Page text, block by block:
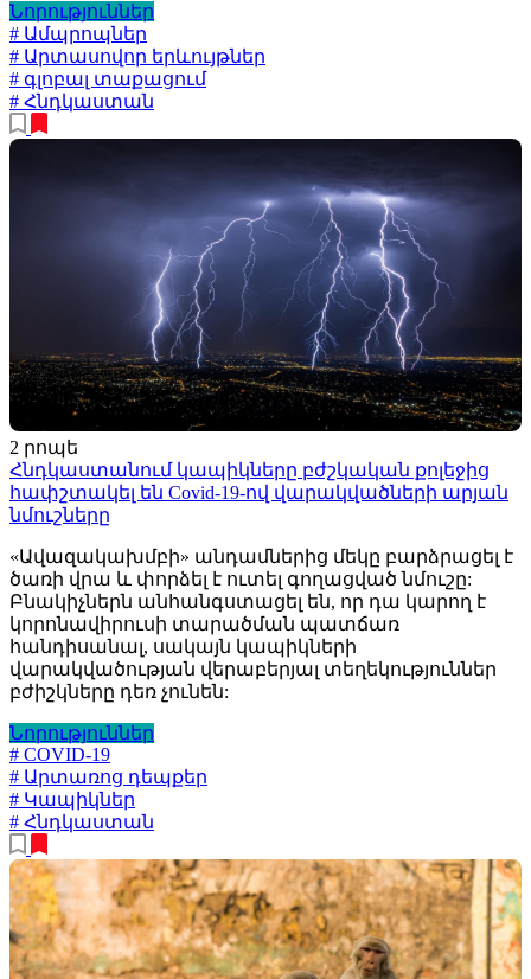
Նորություններ
# Ամպրոպներ
# Արտասովոր երևույթներ
# գլոբալ տաքացում
# Հնդկաստան
2 րոպե
Հնդկաստանում կապիկները բժշկական քոլեջից
հափշտակել են Covid-19-ով վարակվածների արյան
նմուշները
«Ավազակախմբի» անդամներից մեկը բարձրացել է
ծառի վրա և փորձել է ուտել գողացված նմուշը:
Բնակիչներն անհանգստացել են, որ դա կարող է
կորոնավիրուսի տարածման պատճառ
հանդիսանալ, սակայն կապիկների
վարակվածության վերաբերյալ տեղեկություններ
բժիշկները դեռ չունեն:
Նորություններ
# COVID-19
# Արտառոց դեպքեր
# Կապիկներ
# Հնդկաստան